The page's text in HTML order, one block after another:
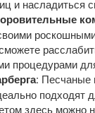
и насладиться
процедурами
: Песчаные
подходят
здесь можно